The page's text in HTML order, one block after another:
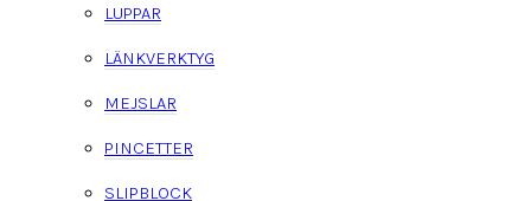
LUPPAR
LÄNKVERKTYG
MEJSLAR
PINCETTER
SLIPBLOCK